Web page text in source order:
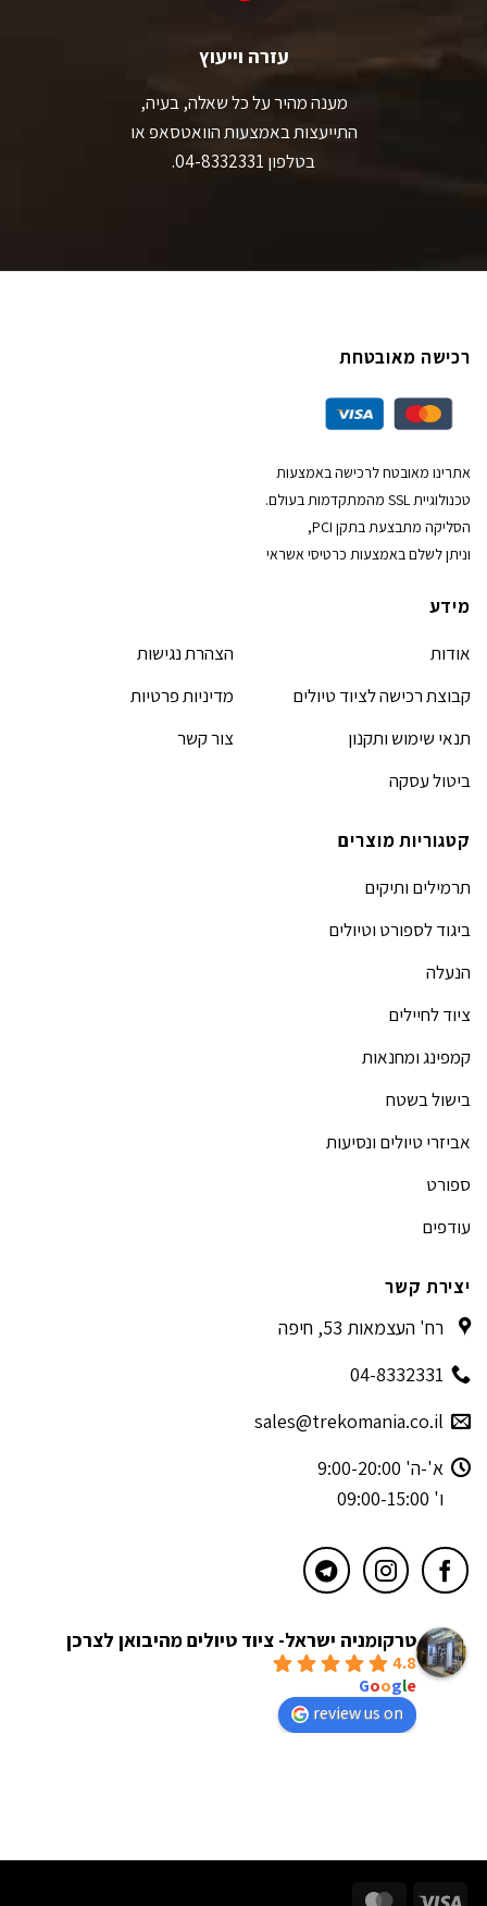
עזרה וייעוץ
מענה מהיר על כל שאלה, בעיה,
התייעצות באמצעות הוואטסאפ או
בטלפון 04-8332331.
רכישה מאובטחת
אתרינו מאובטח לרכישה באמצעות
טכנולוגיית SSL מהמתקדמות בעולם.
הסליקה מתבצעת בתקן PCI,
וניתן לשלם באמצעות כרטיסי אשראי
מידע
אודות
קבוצת רכישה לציוד טיולים
תנאי שימוש ותקנון
ביטול עסקה
הצהרת נגישות
מדיניות פרטיות
צור קשר
קטגוריות מוצרים
תרמילים ותיקים
ביגוד לספורט וטיולים
הנעלה
ציוד לחיילים
קמפינג ומחנאות
בישול בשטח
אביזרי טיולים ונסיעות
ספורט
עודפים
יצירת קשר
רח' העצמאות 53, חיפה
04-8332331
sales@trekomania.co.il
א'-ה' 9:00-20:00
ו' 09:00-15:00
טרקומניה ישראל- ציוד טיולים מהיבואן לצרכן
4.8
Google
review us on
Visa